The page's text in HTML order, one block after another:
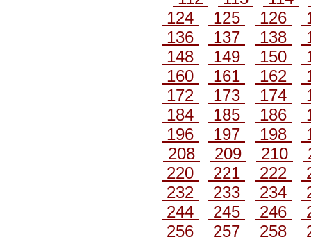
124
125 126
136
137 138
148
149 150
160
161 162
172
173 174
184
185 186
196
197 198
208
209 210
220
221 222
232
233 234
244
245 246
256
257 258